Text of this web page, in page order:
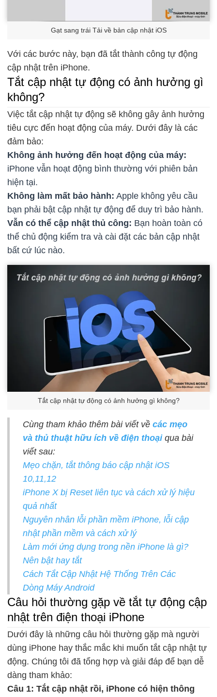
Gạt sang trái Tải về bản cập nhật iOS
Với các bước này, bạn đã tắt thành công tự động
cập nhật trên iPhone.
Tắt cập nhật tự động có ảnh hưởng gì
không?
Việc tắt cập nhật tự động sẽ không gây ảnh hưởng
tiêu cực đến hoạt động của máy. Dưới đây là các
đảm bảo:
Không ảnh hưởng đến hoạt động của máy:
iPhone vẫn hoạt động bình thường với phiên bản
hiện tại.
Không làm mất bảo hành: Apple không yêu cầu
bạn phải bật cập nhật tự động để duy trì bảo hành.
Vẫn có thể cập nhật thủ công: Bạn hoàn toàn có
thể chủ động kiểm tra và cài đặt các bản cập nhật
bất cứ lúc nào.
Tắt cập nhật tự động có ảnh hưởng gì không?
Cùng tham khảo thêm bài viết về các mẹo
và thủ thuật hữu ích về điện thoại qua bài
viết sau:
Mẹo chặn, tắt thông báo cập nhật iOS
10,11,12
iPhone X bị Reset liên tục và cách xử lý hiệu
quả nhất
Nguyên nhân lỗi phần mềm iPhone, lỗi cập
nhật phần mềm và cách xử lý
Làm mới ứng dụng trong nền iPhone là gì?
Nên bật hay tắt
Cách Tắt Cập Nhật Hệ Thống Trên Các
Dòng Máy Android
Câu hỏi thường gặp về tắt tự động cập
nhật trên điện thoại iPhone
Dưới đây là những câu hỏi thường gặp mà người
dùng iPhone hay thắc mắc khi muốn tắt cập nhật tự
động. Chúng tôi đã tổng hợp và giải đáp để bạn dễ
dàng tham khảo:
Câu 1: Tắt cập nhật rồi, iPhone có hiện thông